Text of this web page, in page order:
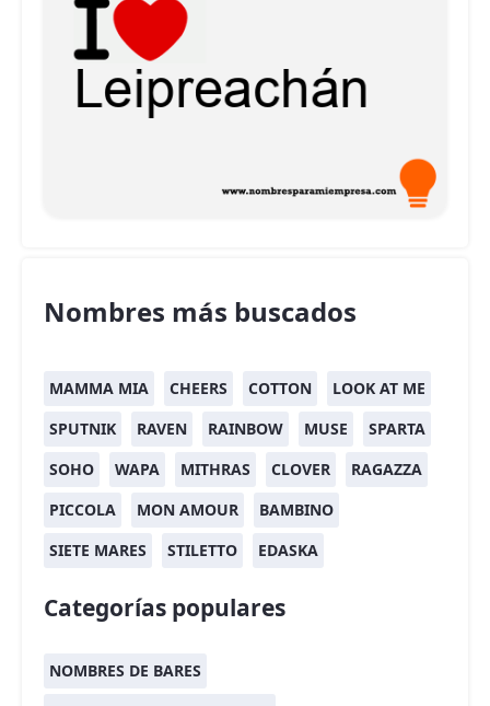
Nombres más buscados
MAMMA MIA CHEERS COTTON
LOOK AT ME
SPUTNIK
RAVEN RAINBOW MUSE
SPARTA
SOHO
WAPA MITHRAS CLOVER
RAGAZZA
PICCOLA
MON AMOUR
BAMBINO
SIETE MARES
STILETTO EDASKA
Categorías populares
NOMBRES DE BARES